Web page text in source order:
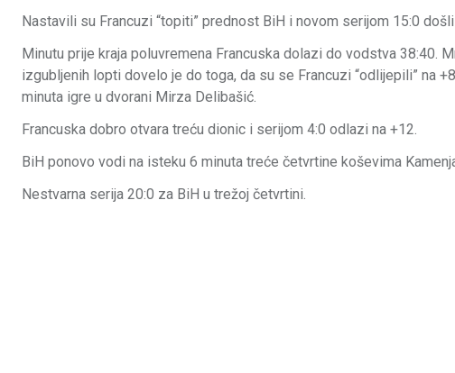
Nastavili su Francuzi “topiti” prednost BiH i novom serijom 15:0
Minutu prije kraja poluvremena Francuska dolazi do vodstva 38:40.
izgubljenih lopti dovelo je do toga, da su se Francuzi “odlijepili” na
minuta igre u dvorani Mirza Delibašić.
Francuska dobro otvara treću dionic i serijom 4:0 odlazi na +12.
BiH ponovo vodi na isteku 6 minuta treće četvrtine koševima
Nestvarna serija 20:0 za BiH u trežoj četvrtini.